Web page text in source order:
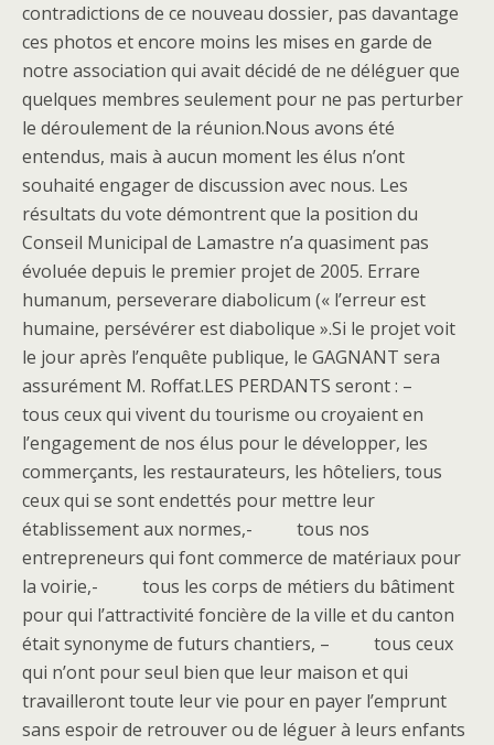
contradictions de ce nouveau dossier, pas davantage
ces photos et encore moins les mises en garde de
notre association qui avait décidé de ne déléguer que
quelques membres seulement pour ne pas perturber
le déroulement de la réunion.Nous avons été
entendus, mais à aucun moment les élus n’ont
souhaité engager de discussion avec nous. Les
résultats du vote démontrent que la position du
Conseil Municipal de Lamastre n’a quasiment pas
évoluée depuis le premier projet de 2005. Errare
humanum, perseverare diabolicum (« l’erreur est
humaine, persévérer est diabolique ».Si le projet voit
le jour après l’enquête publique, le GAGNANT sera
assurément M. Roffat.LES PERDANTS seront : –
tous ceux qui vivent du tourisme ou croyaient en
l’engagement de nos élus pour le développer, les
commerçants, les restaurateurs, les hôteliers, tous
ceux qui se sont endettés pour mettre leur
établissement aux normes,- tous nos
entrepreneurs qui font commerce de matériaux pour
la voirie,- tous les corps de métiers du bâtiment
pour qui l’attractivité foncière de la ville et du canton
était synonyme de futurs chantiers, – tous ceux
qui n’ont pour seul bien que leur maison et qui
travailleront toute leur vie pour en payer l’emprunt
sans espoir de retrouver ou de léguer à leurs enfants